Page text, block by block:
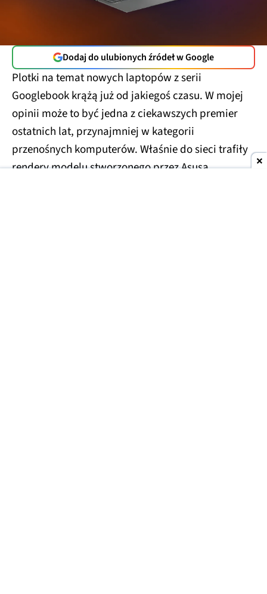
Dodaj do ulubionych źródeł w Google
Plotki na temat nowych laptopów z serii
Googlebook krążą już od jakiegoś czasu. W mojej
opinii może to być jedna z ciekawszych premier
ostatnich lat, przynajmniej w kategorii
przenośnych komputerów. Właśnie do sieci trafiły
rendery modelu stworzonego przez Asusa.